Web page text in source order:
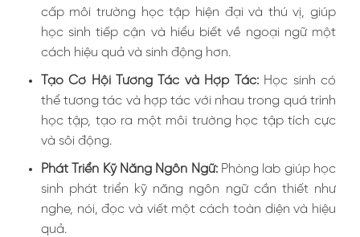
cấp môi trường học tập hiện đại và thú vị, giúp
học sinh tiếp cận và hiểu biết về ngoại ngữ một
cách hiệu quả và sinh động hơn.
Tạo Cơ Hội Tương Tác và Hợp Tác:Học sinh có
thể tương tác và hợp tác với nhau trong quá trình
học tập, tạo ra một môi trường học tập tích cực
và sôi động.
Phát Triển Kỹ Năng Ngôn Ngữ:Phòng lab giúp học
sinh phát triển kỹ năng ngôn ngữ cần thiết như
nghe, nói, đọc và viết một cách toàn diện và hiệu
quả.